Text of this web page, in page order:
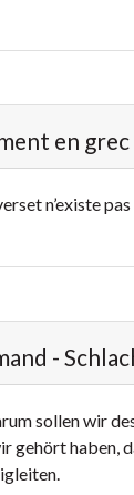
en
n’existe
-
sollen wir
gehört haben,